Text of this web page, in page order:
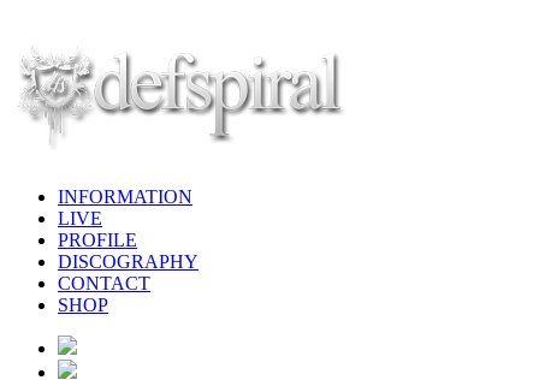
INFORMATION
LIVE
PROFILE
DISCOGRAPHY
CONTACT
SHOP